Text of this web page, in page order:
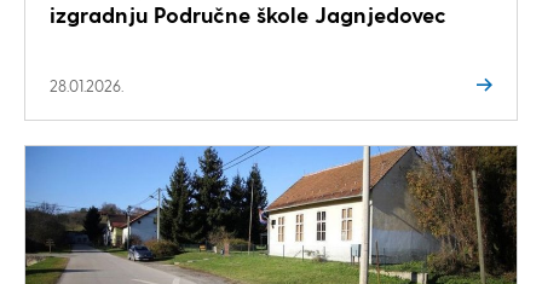
izgradnju Područne škole Jagnjedovec
28.01.2026.